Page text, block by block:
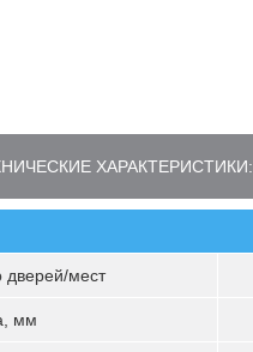
ХАРАКТЕРИСТИКИ:
дверей/мест
мм